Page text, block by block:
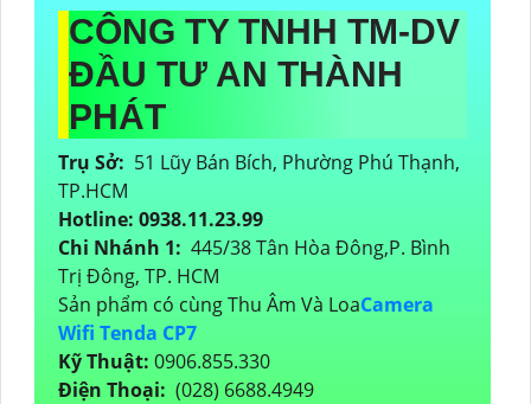
CÔNG TY TNHH TM-DV
ĐẦU TƯ AN THÀNH
PHÁT
Trụ Sở: 51 Lũy Bán Bích, Phường Phú Thạnh,
TP.HCM
Hotline: 0938.11.23.99
Chi Nhánh 1: 445/38 Tân Hòa Đông,P. Bình
Trị Đông, TP. HCM
Sản phẩm có cùng Thu Âm Và LoaCamera
Wifi Tenda CP7
Kỹ Thuật: 0906.855.330
Điện Thoại: (028) 6688.4949